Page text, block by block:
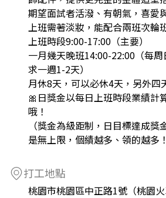
期望面試者活潑、有朝氣，喜愛
上班需著淡妝，能配合兩班次輪
上班時段9:00-17:00（主要）
一月幾天晚班14:00-22:00（每
求一週1-2天）
月休8天，可以必休4天，另外四
🎀日獎金以每日上班時段業績計
哦！
（獎金為級距制，日目標達成
是無上限，個績越多、領的越多
打工地點
桃園市桃園區中正路1號（桃園火